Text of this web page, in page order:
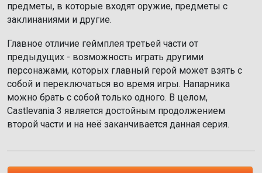
предметы, в которые входят оружие, предметы с
заклинаниями и другие.
Главное отличие геймплея третьей части от
предыдущих - возможность играть другими
персонажами, которых главный герой может взять с
собой и переключаться во время игры. Напарника
можно брать с собой только одного. В целом,
Castlevania 3 является достойным продолжением
второй части и на неё заканчивается данная серия.